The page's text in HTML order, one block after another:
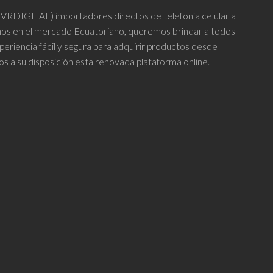
importadores directos de telefonía celular a
en el mercado Ecuatoriano, queremos brindar a todos
fácil y segura para adquirir productos desde
a su disposición esta renovada plataforma online.